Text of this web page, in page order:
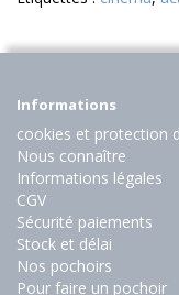
Informations
cookies et protection
Nous connaître
Informations légales
CGV
Sécurité paiements
Stock et délai
Nos pochoirs
Pour faire un pochoir